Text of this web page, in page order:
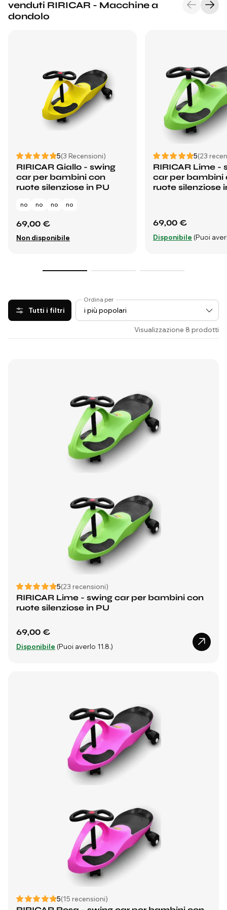
venduti RIRICAR - Macchine a
dondolo
5(3 Recensioni)
RIRICAR Giallo - swing
car per bambini con
ruote silenziose in PU
no no no no
69,00 €
Non disponibile
5(23
RIRICAR Lime -
car per bambini
ruote silenziose
69,00 €
Disponibile (Puoi
Tutti i filtri
Ordina per
Visualizzazione 8 prodotti
5(23 recensioni)
RIRICAR Lime - swing car per bambini con
ruote silenziose in PU
69,00 €
Disponibile (Puoi averlo 11.8.)
5(15 recensioni)